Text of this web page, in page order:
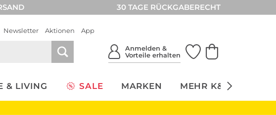
30 TAGE RÜCKGABERECHT
Newsletter Aktionen App
Anmelden &
Vorteile erhalten
& LIVING SALE MARKEN MEHR K&Ö